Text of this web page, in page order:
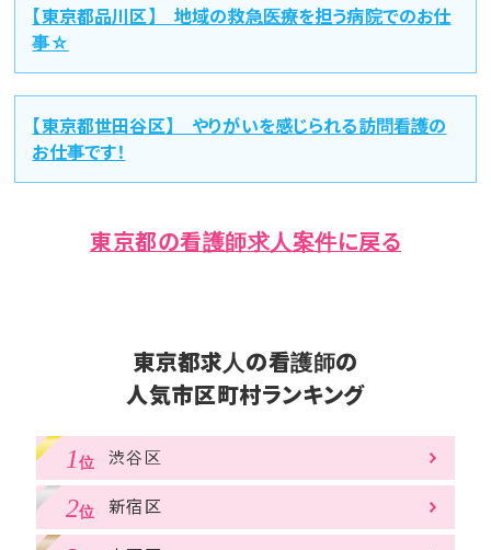
【東京都品川区】 地域の救急医療を担う病院でのお仕
事☆
【東京都世田谷区】 やりがいを感じられる訪問看護の
お仕事です！
東京都の看護師求人案件に戻る
東京都求人の看護師の
人気市区町村ランキング
渋谷区
新宿区